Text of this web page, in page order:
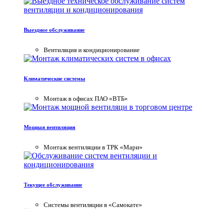
Видео нашей работы
Выездное обслуживание
Вентиляция и кондиционирование
Климатические системы
Монтаж в офисах ПАО «ВТБ»
Мощная вентиляция
Монтаж вентиляции в ТРК «Мари»
Текущее обслуживание
Системы вентиляции в «Самокате»